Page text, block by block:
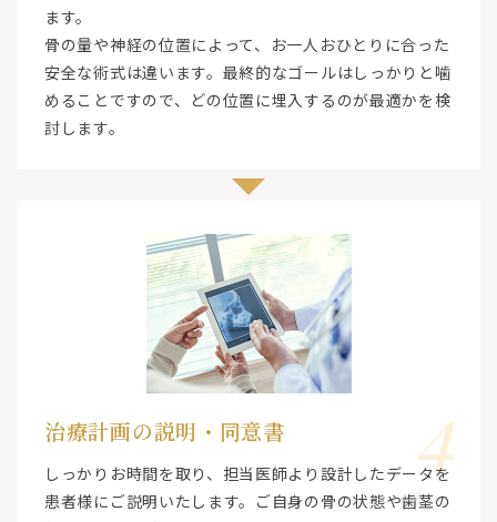
ます。
骨の量や神経の位置によって、お一人おひとりに合った
安全な術式は違います。最終的なゴールはしっかりと噛
めることですので、どの位置に埋入するのが最適かを検
討します。
4
治療計画の説明・同意書
しっかりお時間を取り、担当医師より設計したデータを
患者様にご説明いたします。ご自身の骨の状態や歯茎の